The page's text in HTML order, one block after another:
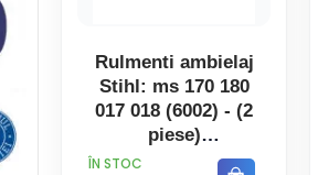
Rulmenti ambielaj
Stihl: ms 170 180
017 018 (6002) - (2
piese)
PRET
ÎN STOC